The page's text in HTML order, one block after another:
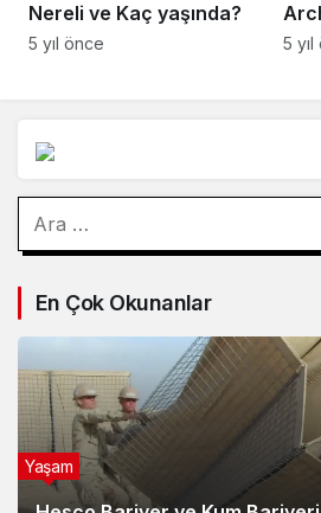
5
En Çok Okunanlar
Yaşam